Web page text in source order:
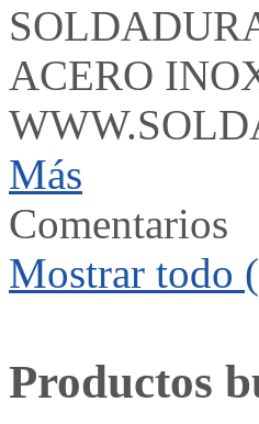
ACERO
Más
Comentarios
Mostrar todo
Productos